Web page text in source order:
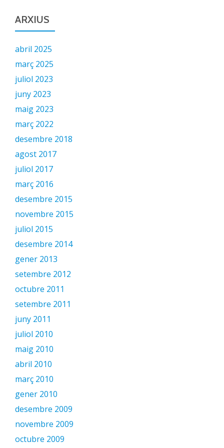
ARXIUS
abril 2025
març 2025
juliol 2023
juny 2023
maig 2023
març 2022
desembre 2018
agost 2017
juliol 2017
març 2016
desembre 2015
novembre 2015
juliol 2015
desembre 2014
gener 2013
setembre 2012
octubre 2011
setembre 2011
juny 2011
juliol 2010
maig 2010
abril 2010
març 2010
gener 2010
desembre 2009
novembre 2009
octubre 2009